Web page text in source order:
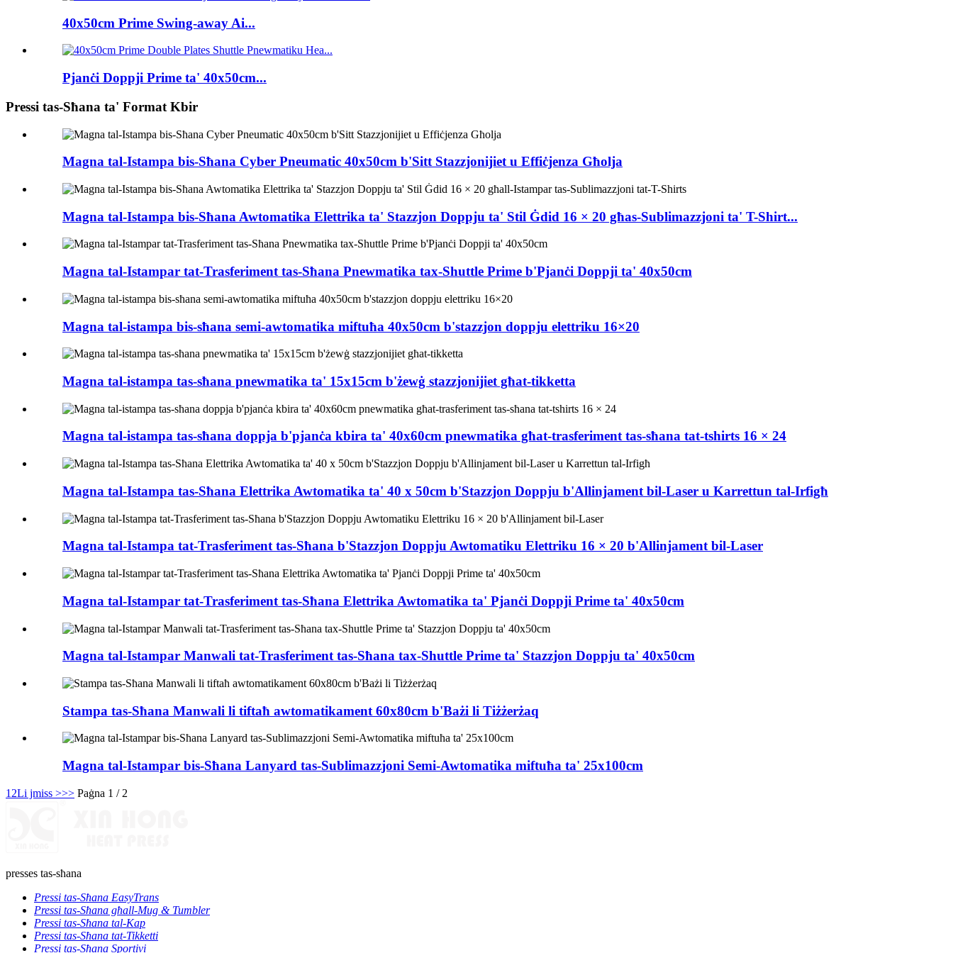
40x50cm Prime Swing-away Ai...
Pjanċi Doppji Prime ta' 40x50cm...
Pressi tas-Sħana ta' Format Kbir
Magna tal-Istampa bis-Sħana Cyber ​​Pneumatic 40x50cm b'Sitt Stazzjonijiet u Effiċjenza Għolja
Magna tal-Istampa bis-Sħana Awtomatika Elettrika ta' Stazzjon Doppju ta' Stil Ġdid 16 × 20 għas-Sublimazzjoni ta' T-Shirt...
Magna tal-Istampar tat-Trasferiment tas-Sħana Pnewmatika tax-Shuttle Prime b'Pjanċi Doppji ta' 40x50cm
Magna tal-istampa bis-sħana semi-awtomatika miftuħa 40x50cm b'stazzjon doppju elettriku 16×20
Magna tal-istampa tas-sħana pnewmatika ta' 15x15cm b'żewġ stazzjonijiet għat-tikketta
Magna tal-istampa tas-sħana doppja b'pjanċa kbira ta' 40x60cm pnewmatika għat-trasferiment tas-sħana tat-tshirts 16 × 24
Magna tal-Istampa tas-Sħana Elettrika Awtomatika ta' 40 x 50cm b'Stazzjon Doppju b'Allinjament bil-Laser u Karrettun tal-Irfigħ
Magna tal-Istampa tat-Trasferiment tas-Sħana b'Stazzjon Doppju Awtomatiku Elettriku 16 × 20 b'Allinjament bil-Laser
Magna tal-Istampar tat-Trasferiment tas-Sħana Elettrika Awtomatika ta' Pjanċi Doppji Prime ta' 40x50cm
Magna tal-Istampar Manwali tat-Trasferiment tas-Sħana tax-Shuttle Prime ta' Stazzjon Doppju ta' 40x50cm
Stampa tas-Sħana Manwali li tiftaħ awtomatikament 60x80cm b'Bażi li Tiżżerżaq
Magna tal-Istampar bis-Sħana Lanyard tas-Sublimazzjoni Semi-Awtomatika miftuħa ta' 25x100cm
1 2Li jmiss >>> Paġna 1 / 2
presses tas-sħana
Pressi tas-Sħana EasyTrans
Pressi tas-Sħana għall-Mug & Tumbler
Pressi tas-Sħana tal-Kap
Pressi tas-Sħana tat-Tikketti
Pressi tas-Sħana Sportivi